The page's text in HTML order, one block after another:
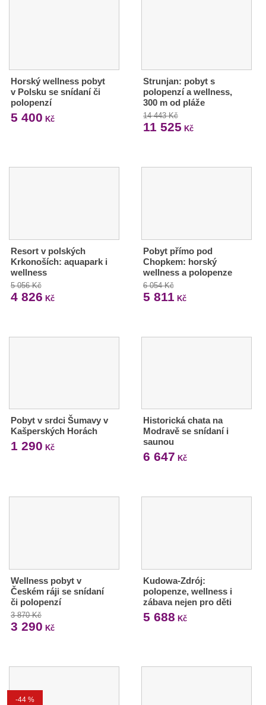
Horský wellness pobyt
v Polsku se snídaní či
polopenzí
5 400 Kč
Strunjan: pobyt s
polopenzí a wellness,
300 m od pláže
14 443 Kč
11 525 Kč
Resort v polských
Krkonoších: aquapark i
wellness
5 056 Kč
4 826 Kč
Pobyt přímo pod
Chopkem: horský
wellness a polopenze
6 054 Kč
5 811 Kč
Pobyt v srdci Šumavy v
Kašperských Horách
1 290 Kč
Historická chata na
Modravě se snídaní i
saunou
6 647 Kč
Wellness pobyt v
Českém ráji se snídaní
či polopenzí
3 870 Kč
3 290 Kč
Kudowa-Zdrój:
polopenze, wellness i
zábava nejen pro děti
5 688 Kč
-44 %